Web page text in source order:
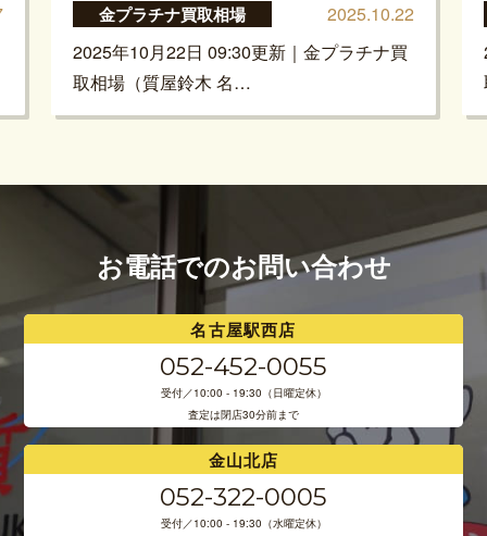
金プラチナ買取相場
2025.10.22
2025年10月22日 09:30更新｜金プラチナ買
取相場（質屋鈴木 名…
お電話でのお問い合わせ
名古屋駅西店
052-452-0055
受付／10:00 - 19:30（日曜定休）
査定は閉店30分前まで
金山北店
052-322-0005
受付／10:00 - 19:30（水曜定休）